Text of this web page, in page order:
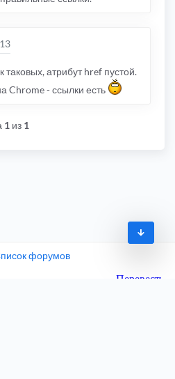
таковых, атрибут href пустой.
Chrome - ссылки есть
1 из 1
форумов